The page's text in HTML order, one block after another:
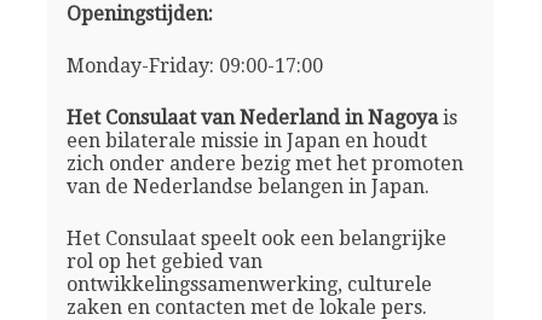
Openingstijden:
Monday-Friday: 09:00-17:00
Het Consulaat van Nederland in Nagoyais
een bilaterale missie in Japan en houdt
zich onder andere bezig met het promoten
van de Nederlandse belangen in Japan.
Het Consulaat speelt ook een belangrijke
rol op het gebied van
ontwikkelingssamenwerking, culturele
zaken en contacten met de lokale pers.